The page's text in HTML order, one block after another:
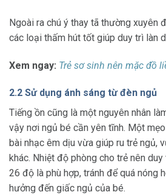
Ngoài ra chú ý thay tã thường xuyên
các loại thấm hút tốt giúp duy trì làn
Xem ngay: Trẻ sơ sinh nên mặc đồ
2.2 Sử dụng ánh sáng từ đèn ngủ
Tiếng ồn cũng là một nguyên nhân
vậy nơi ngủ bé cần yên tĩnh. Một
bài nhạc êm dịu vừa giúp ru trẻ ngủ,
khác. Nhiệt độ phòng cho trẻ nên
26 độ là phù hợp, tránh để quá nóng
hưởng đến giấc ngủ của bé.